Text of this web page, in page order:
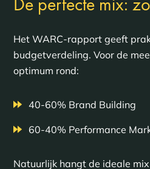
Het WARC-rapport geeft
budgetverdeling. Voor de
optimum rond:
40-60% Brand Building
60-40% Performance
Natuurlijk hangt de ideale